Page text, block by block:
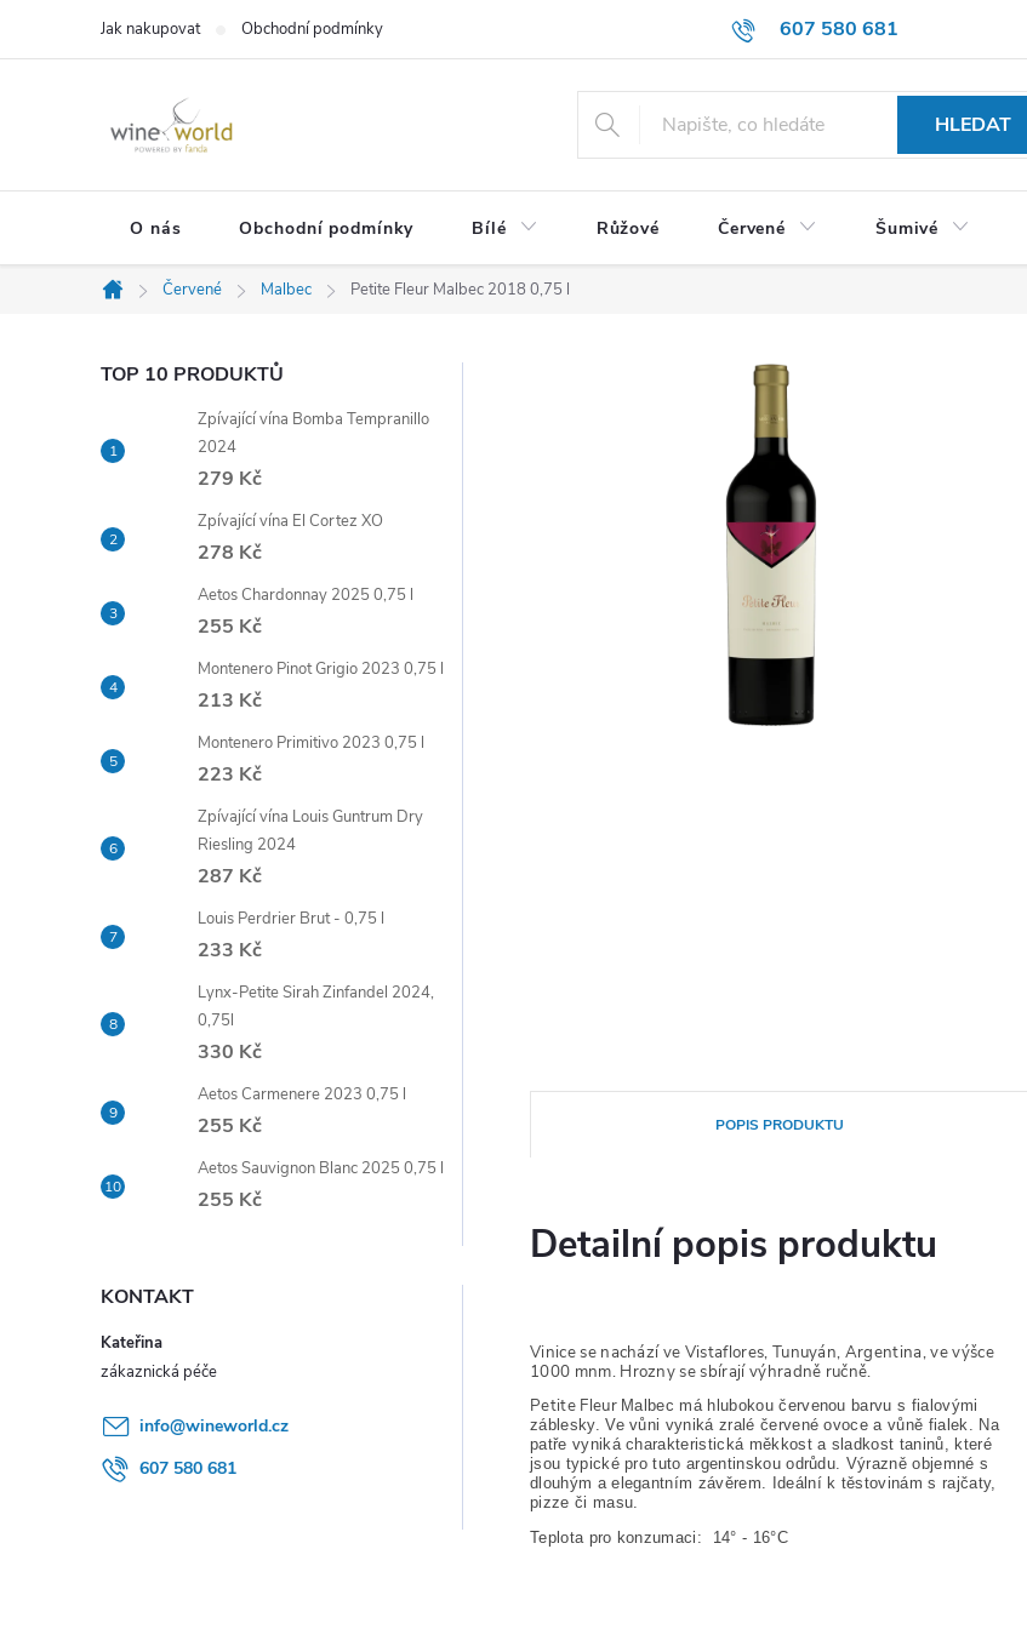
607 580 681
Jak nakupovat Obchodní podmínky
HLEDAT
O nás Obchodní podmínky Bílé Růžové Červené Šumivé
Domů
Červené Malbec Petite Fleur Malbec 2018 0,75 l
P
o
s
t
r
a
n
í
p
a
n
e
l
TOP 10 PRODUKTŮ
Zpívající vína Bomba Tempranillo
2024
279 Kč
Zpívající vína El Cortez XO
278 Kč
Aetos Chardonnay 2025 0,75 l
255 Kč
Montenero Pinot Grigio 2023 0,75 l
213 Kč
Montenero Primitivo 2023 0,75 l
223 Kč
Zpívající vína Louis Guntrum Dry
Riesling 2024
287 Kč
Louis Perdrier Brut - 0,75 l
233 Kč
Lynx-Petite Sirah Zinfandel 2024,
0,75l
330 Kč
Aetos Carmenere 2023 0,75 l
255 Kč
Aetos Sauvignon Blanc 2025 0,75 l
255 Kč
KONTAKT
Kateřina
info@wineworld.cz
607 580 681
POPIS PRODUKTU
Detailní popis produktu
Vinice se nachází ve Vistaflores, Tunuyán, Argentina, ve výšce
1000 mnm. Hrozny se sbírají výhradně ručně.
Petite Fleur Malbec má hlubokou červenou barvu s fialovými
záblesky. Ve vůni vyniká zralé červené ovoce a vůně fialek. Na
patře vyniká charakteristická měkkost a sladkost taninů, které
jsou typické pro tuto argentinskou odrůdu. Výrazně objemné s
dlouhým a elegantním závěrem. Ideální k těstovinám s rajčaty,
pizze či masu.
Teplota pro konzumaci: 14° - 16°C